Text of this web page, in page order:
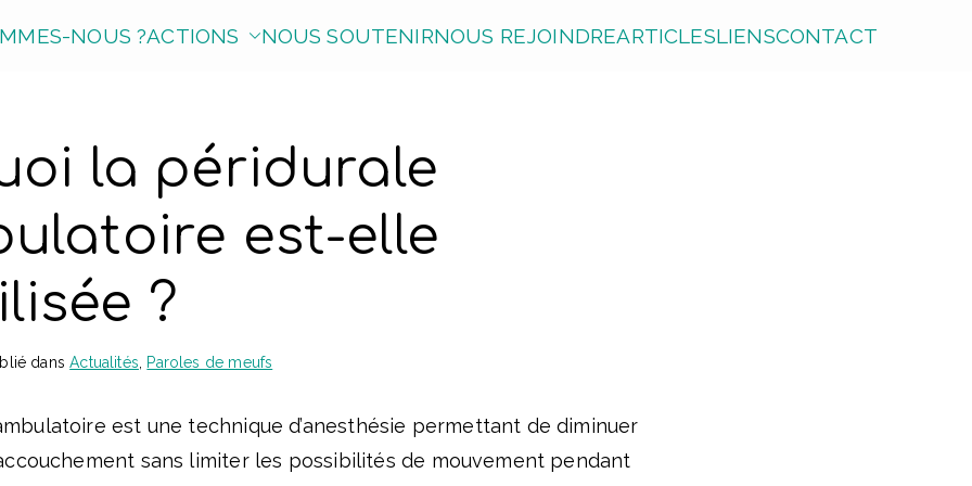
NOUS ?ACTIONS NOUS SOUTENIRNOUS REJOINDREARTICLESLIENSCONTACT
la péridurale
est-elle
?
dansActualités Paroles de meufs
est une technique d’anesthésie permettant de diminuer
sans limiter les possibilités de mouvement pendant